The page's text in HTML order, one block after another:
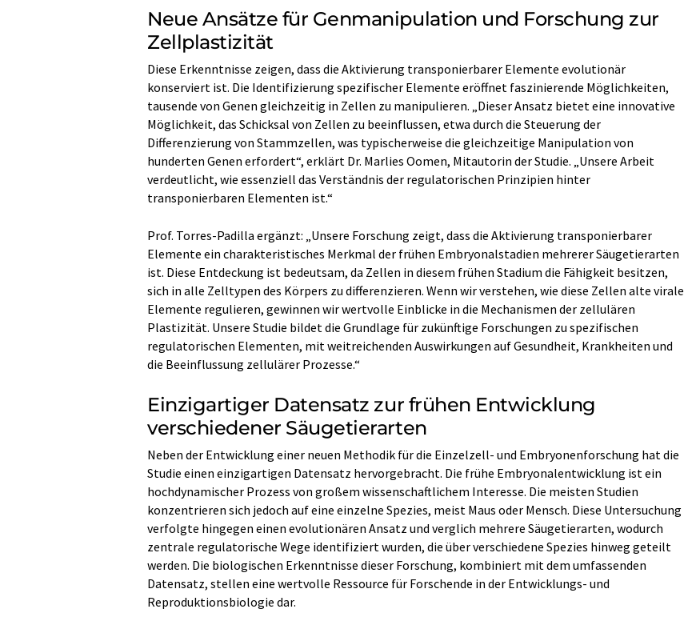
Neue Ansätze für Genmanipulation und Forschung zur
Zellplastizität
Diese Erkenntnisse zeigen, dass die Aktivierung transponierbarer Elemente evolutionär
konserviert ist. Die Identifizierung spezifischer Elemente eröffnet faszinierende Möglichkeiten,
tausende von Genen gleichzeitig in Zellen zu manipulieren. „Dieser Ansatz bietet eine innovative
Möglichkeit, das Schicksal von Zellen zu beeinflussen, etwa durch die Steuerung der
Differenzierung von Stammzellen, was typischerweise die gleichzeitige Manipulation von
hunderten Genen erfordert“, erklärt Dr. Marlies Oomen, Mitautorin der Studie. „Unsere Arbeit
verdeutlicht, wie essenziell das Verständnis der regulatorischen Prinzipien hinter
transponierbaren Elementen ist.“
Prof. Torres-Padilla ergänzt: „Unsere Forschung zeigt, dass die Aktivierung transponierbarer
Elemente ein charakteristisches Merkmal der frühen Embryonalstadien mehrerer Säugetierarten
ist. Diese Entdeckung ist bedeutsam, da Zellen in diesem frühen Stadium die Fähigkeit besitzen,
sich in alle Zelltypen des Körpers zu differenzieren. Wenn wir verstehen, wie diese Zellen alte virale
Elemente regulieren, gewinnen wir wertvolle Einblicke in die Mechanismen der zellulären
Plastizität. Unsere Studie bildet die Grundlage für zukünftige Forschungen zu spezifischen
regulatorischen Elementen, mit weitreichenden Auswirkungen auf Gesundheit, Krankheiten und
die Beeinflussung zellulärer Prozesse.“
Einzigartiger Datensatz zur frühen Entwicklung
verschiedener Säugetierarten
Neben der Entwicklung einer neuen Methodik für die Einzelzell- und Embryonenforschung hat die
Studie einen einzigartigen Datensatz hervorgebracht. Die frühe Embryonalentwicklung ist ein
hochdynamischer Prozess von großem wissenschaftlichem Interesse. Die meisten Studien
konzentrieren sich jedoch auf eine einzelne Spezies, meist Maus oder Mensch. Diese Untersuchung
verfolgte hingegen einen evolutionären Ansatz und verglich mehrere Säugetierarten, wodurch
zentrale regulatorische Wege identifiziert wurden, die über verschiedene Spezies hinweg geteilt
werden. Die biologischen Erkenntnisse dieser Forschung, kombiniert mit dem umfassenden
Datensatz, stellen eine wertvolle Ressource für Forschende in der Entwicklungs- und
Reproduktionsbiologie dar.